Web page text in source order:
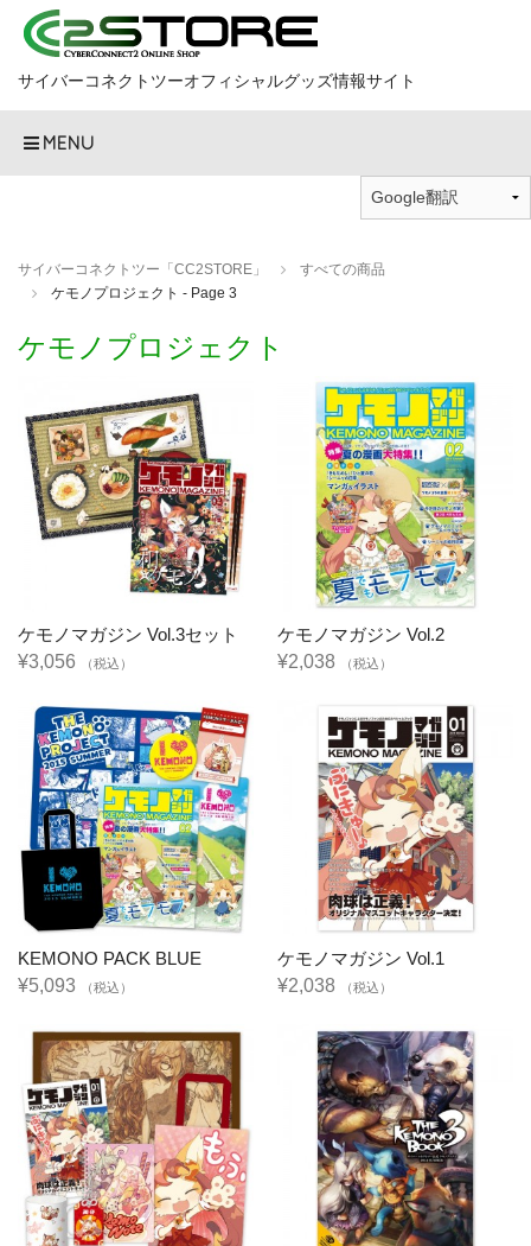
サイバーコネクトツーオフィシャルグッズ情報サイト
MENU
サイバーコネクトツー「CC2STORE」
すべての商品
ケモノプロジェクト - Page 3
ケモノプロジェクト
ケモノマガジン Vol.3セット
¥3,056
（税込）
ケモノマガジン Vol.2
¥2,038
（税込）
KEMONO PACK BLUE
¥5,093
（税込）
ケモノマガジン Vol.1
¥2,038
（税込）